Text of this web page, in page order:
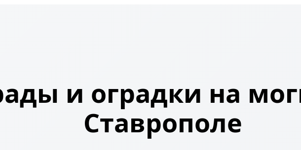
и оградки на
Ставрополе